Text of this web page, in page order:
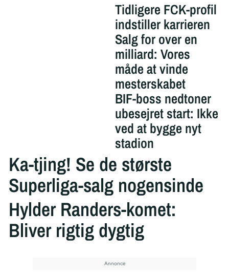
Tidligere FCK-profil
indstiller karrieren
Salg for over en
milliard: Vores
måde at vinde
mesterskabet
BIF-boss nedtoner
ubesejret start: Ikke
ved at bygge nyt
stadion
Ka-tjing! Se de største
Superliga-salg nogensinde
Hylder Randers-komet:
Bliver rigtig dygtig